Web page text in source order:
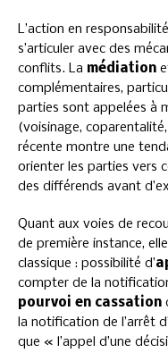
L’action en
s’articuler avec des
conflits. La médiation
complémentaires,
parties sont appelées à
(voisinage,
récente montre une
orienter les parties vers
des différends avant
Quant aux voies de
de première instance,
classique : possibilité d’
compter de la
pourvoi en cassation
la notification de l’arrêt
que « l’appel d’une